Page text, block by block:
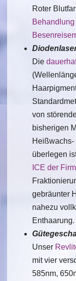
Roter
Die
von
bisherigen
Heißwachs-
überlegen
ICE der
gebräunter
nahezu
Enthaarung.
Unser
mit vier
585nm,